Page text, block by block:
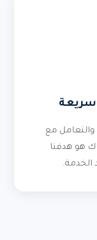
والتعامل مع
هو هدفنا
الخدمة.